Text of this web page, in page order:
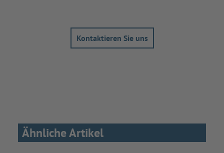
Kontaktieren Sie uns
Ähnliche Artikel